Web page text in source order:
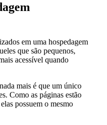
em uma hospedagem
que são pequenos,
acessível quando
mais é que um único
Como as páginas estão
possuem o mesmo